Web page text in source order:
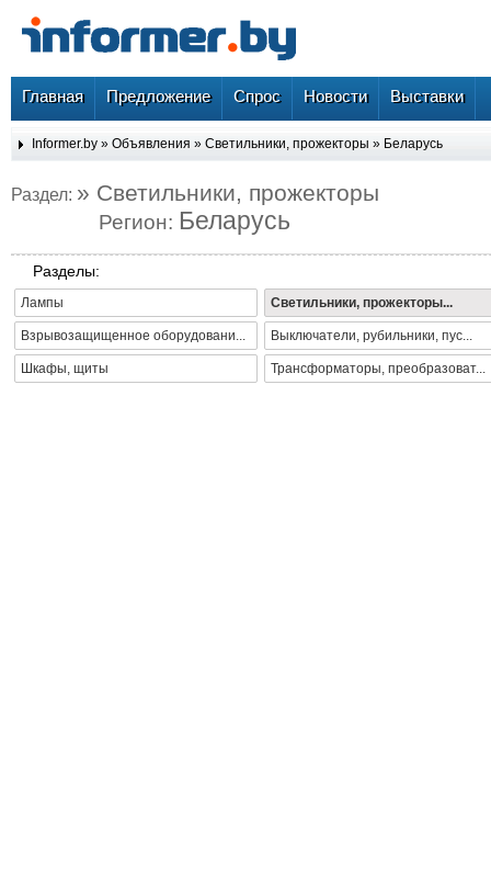
Главная Предложение Спрос Новости Выставки
Informer.by » Объявления » Светильники, прожекторы » Беларусь
Раздел: » Светильники, прожекторы
Регион: Беларусь
Разделы:
Лампы Светильники, прожекторы...
Взрывозащищенное оборудовани... Выключатели, рубильники, пус...
Шкафы, щиты Трансформаторы, преобразоват...